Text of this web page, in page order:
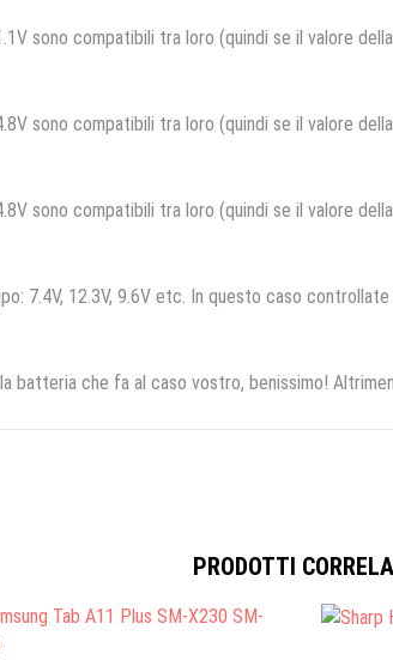
sono compatibili tra loro (quindi se il valore
sono compatibili tra loro (quindi se il valore
sono compatibili tra loro (quindi se il valore
7.4V, 12.3V, 9.6V etc. In questo caso
batteria che fa al caso vostro, benissimo!
PRODOTTI